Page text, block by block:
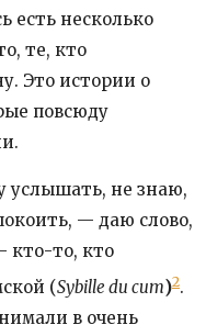
есть несколько
те, кто
Это истории о
повсюду
услышать, не знаю,
— даю слово,
кто-то, кто
(Sybille du cum)2.
в очень